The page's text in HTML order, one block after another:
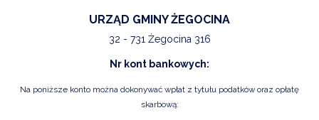
URZĄD GMINY ŻEGOCINA
32 - 731 Żegocina 316
Nr kont bankowych:
Na poniższe konto można dokonywać wpłat z tytułu podatków oraz opłatę
skarbową: